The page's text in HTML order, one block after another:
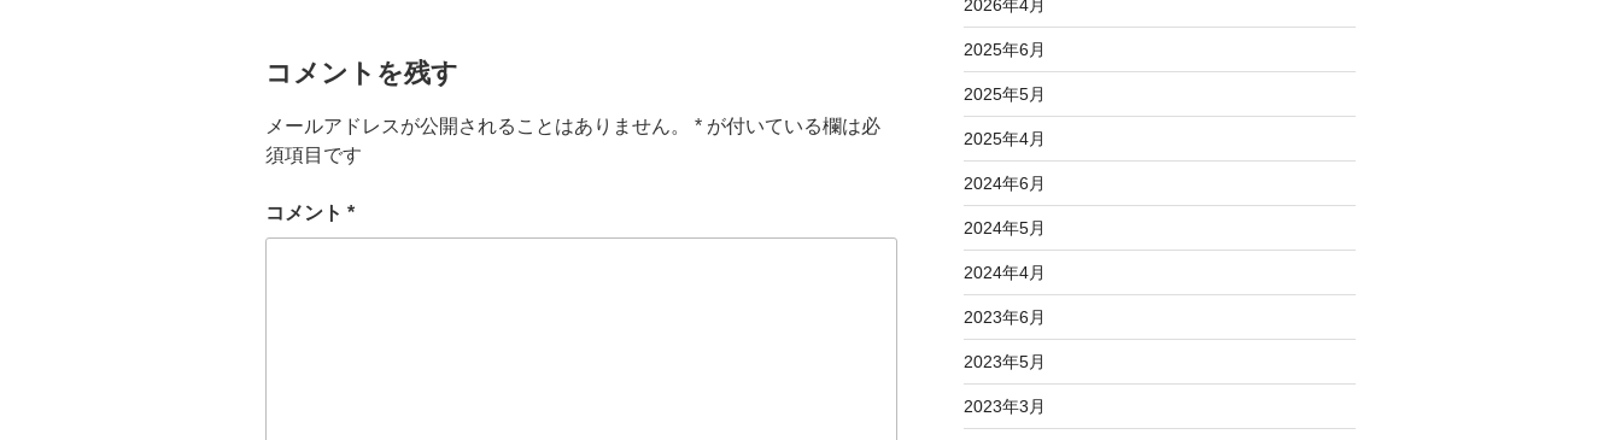
コメントを残す
メールアドレスが公開されることはありません。 * が付いている欄は必
須項目です
コメント *
2026年4月
2025年6月
2025年5月
2025年4月
2024年6月
2024年5月
2024年4月
2023年6月
2023年5月
2023年3月